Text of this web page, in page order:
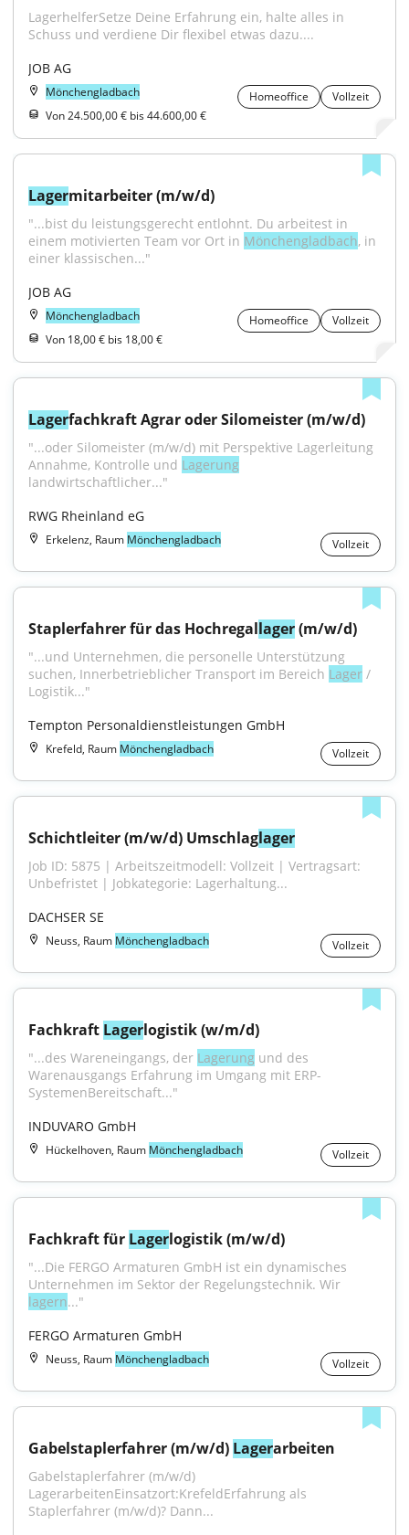
LagerhelferSetze Deine Erfahrung ein, halte alles in
Schuss und verdiene Dir flexibel etwas dazu....
JOB AG
Mönchengladbach Homeoffice
Vollzeit
Von 24.500,00 € bis 44.600,00 €
Lagermitarbeiter (m/w/d)
"...bist du leistungsgerecht entlohnt. Du arbeitest in
einem motivierten Team vor Ort in Mönchengladbach, in
einer klassischen..."
JOB AG
Mönchengladbach Homeoffice
Vollzeit
Von 18,00 € bis 18,00 €
Lagerfachkraft Agrar oder Silomeister (m/w/d)
"...oder Silomeister (m/w/d) mit Perspektive Lagerleitung
Annahme, Kontrolle und Lagerung
landwirtschaftlicher..."
RWG Rheinland eG
Erkelenz, Raum Mönchengladbach Vollzeit
Staplerfahrer für das Hochregallager (m/w/d)
"...und Unternehmen, die personelle Unterstützung
suchen, Innerbetrieblicher Transport im Bereich Lager /
Logistik..."
Tempton Personaldienstleistungen GmbH
Krefeld, Raum Mönchengladbach Vollzeit
Schichtleiter (m/w/d) Umschlaglager
Job ID: 5875 | Arbeitszeitmodell: Vollzeit | Vertragsart:
Unbefristet | Jobkategorie: Lagerhaltung...
DACHSER SE
Neuss, Raum Mönchengladbach Vollzeit
Fachkraft Lagerlogistik (w/m/d)
"...des Wareneingangs, der Lagerung und des
Warenausgangs Erfahrung im Umgang mit ERP-
SystemenBereitschaft..."
INDUVARO GmbH
Hückelhoven, Raum Mönchengladbach Vollzeit
Fachkraft für Lagerlogistik (m/w/d)
"...Die FERGO Armaturen GmbH ist ein dynamisches
lagern..."
FERGO Armaturen GmbH
Neuss, Raum Mönchengladbach Vollzeit
Gabelstaplerfahrer (m/w/d) Lagerarbeiten
Gabelstaplerfahrer (m/w/d)
LagerarbeitenEinsatzort:KrefeldErfahrung als
Staplerfahrer (m/w/d)? Dann...